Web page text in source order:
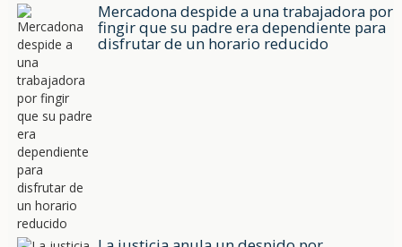
Mercadona despide a una trabajadora por
fingir que su padre era dependiente para
disfrutar de un horario reducido